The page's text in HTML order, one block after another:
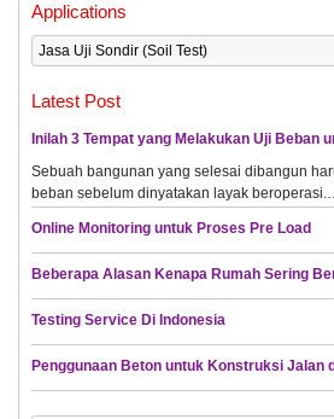
Applications
Jasa Uji Sondir (Soil Test)
Latest Post
Inilah 3 Tempat yang Melakukan Uji Beban
Sebuah bangunan yang selesai dibangun
beban sebelum dinyatakan layak
Online Monitoring untuk Proses Pre Load
Beberapa Alasan Kenapa Rumah Sering
Testing Service Di Indonesia
Penggunaan Beton untuk Konstruksi Jalan